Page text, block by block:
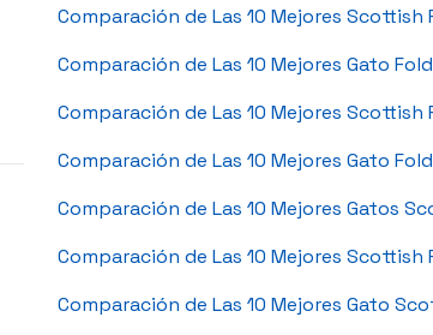
Comparación de Las 10 Mejores Scottish
Comparación de Las 10 Mejores Gato
Comparación de Las 10 Mejores Scottish
Comparación de Las 10 Mejores Gato
Comparación de Las 10 Mejores Gatos
Comparación de Las 10 Mejores Scottish
Comparación de Las 10 Mejores Gato